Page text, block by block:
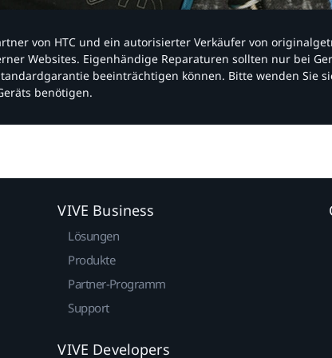
von HTC und ein autorisierter Verkäufer von
Websites. Eigenhändige Reparaturen sollten nur bei
beeinträchtigen können. Bitte wenden Sie
benötigen.​
VIVE Business
Lösungen
Produkte
Partner-Programm
Support
VIVE Developers